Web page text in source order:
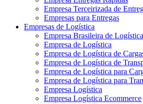
Empresa Terceirizada de
Empresas para Entregas
Empresas de Logística
Empresa Brasileira de Logística
Empresa de Logística
Empresa de Logística de
Empresa de Logística de
Empresa de Logística para
Empresa de Logística para
Empresa Logística
Empresa Logística Ecommerce